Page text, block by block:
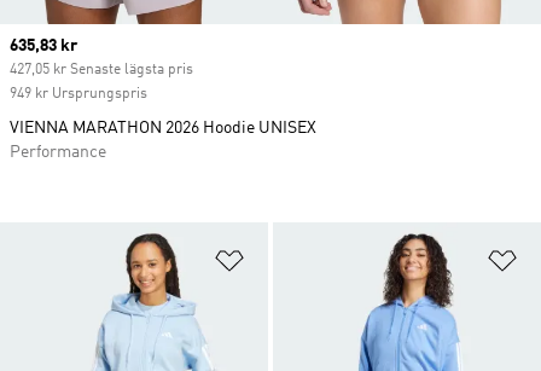
Lägg till på önskelistan
Current price
635,83 kr
427,05 kr Senaste lägsta pris
949 kr Ursprungspris
VIENNA MARATHON 2026 Hoodie UNISEX
Performance